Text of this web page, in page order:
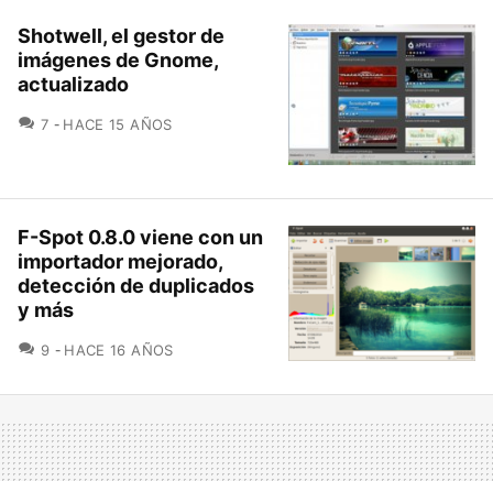
Shotwell, el gestor de
imágenes de Gnome,
actualizado
7 COMENTARIOS
HACE 15 AÑOS
F-Spot 0.8.0 viene con un
importador mejorado,
detección de duplicados
y más
9 COMENTARIOS
HACE 16 AÑOS